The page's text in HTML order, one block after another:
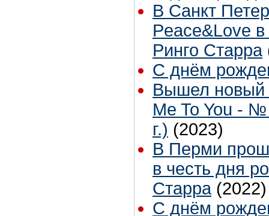
В Санкт
Peace&Love
Ринго Старра
С днём
Вышел новый
Me To You -
г.) (2023)
В Перми
в честь дня
Старра (2022)
С днём